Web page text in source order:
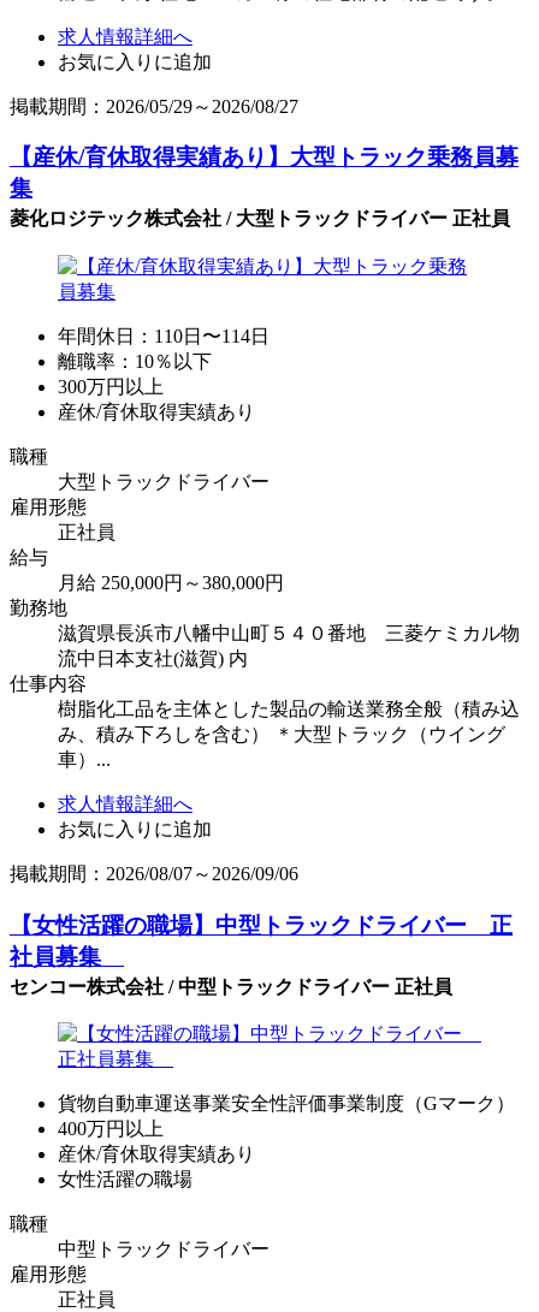
求人情報詳細へ
お気に入りに追加
掲載期間：2026/05/29～2026/08/27
【産休/育休取得実績あり】大型トラック乗務員募
集
菱化ロジテック株式会社 / 大型トラックドライバー 正社員
年間休日：110日〜114日
離職率：10％以下
300万円以上
産休/育休取得実績あり
職種
大型トラックドライバー
雇用形態
正社員
給与
月給 250,000円～380,000円
勤務地
滋賀県長浜市八幡中山町５４０番地 三菱ケミカル物
流中日本支社(滋賀) 内
仕事内容
樹脂化工品を主体とした製品の輸送業務全般（積み込
み、積み下ろしを含む） ＊大型トラック（ウイング
車）...
求人情報詳細へ
お気に入りに追加
掲載期間：2026/08/07～2026/09/06
【女性活躍の職場】中型トラックドライバー 正
社員募集
センコー株式会社 / 中型トラックドライバー 正社員
貨物自動車運送事業安全性評価事業制度（Gマーク）
400万円以上
産休/育休取得実績あり
女性活躍の職場
職種
中型トラックドライバー
雇用形態
正社員